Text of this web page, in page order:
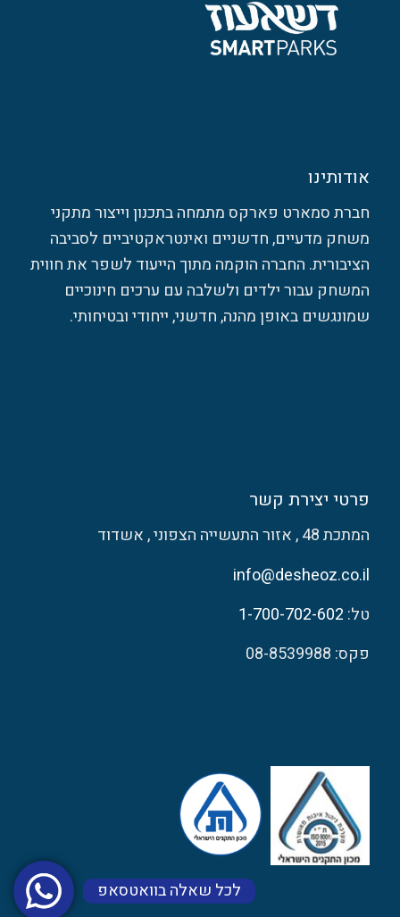
אודותינו
חברת סמארט פארקס מתמחה בתכנון וייצור מתקני
משחק מדעיים, חדשניים ואינטראקטיביים לסביבה
הציבורית. החברה הוקמה מתוך הייעוד לשפר את חווית
המשחק עבור ילדים ולשלבה עם ערכים חינוכיים
שמונגשים באופן מהנה, חדשני, ייחודי ובטיחותי.
פרטי יצירת קשר
המתכת 48 , אזור התעשייה הצפוני , אשדוד
info@desheoz.co.il
טל: 1-700-702-602
פקס: 08-8539988
לכל שאלה בוואטסאפ